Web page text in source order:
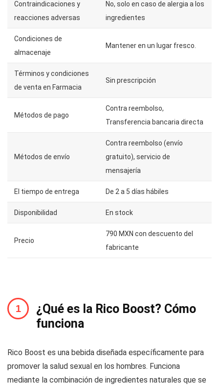
Contraindicaciones y
reacciones adversas
No, solo en caso de alergia a los
ingredientes
Condiciones de
almacenaje
Mantener en un lugar fresco.
Términos y condiciones
de venta en Farmacia
Sin prescripción
Métodos de pago
Contra reembolso,
Transferencia bancaria directa
Métodos de envío
Contra reembolso (envío
gratuito), servicio de
mensajería
El tiempo de entrega De 2 a 5 días hábiles
Disponibilidad En stock
Precio
790 MXN con descuento del
fabricante
¿Qué es la Rico Boost? Cómo
funciona
Rico Boost es una bebida diseñada específicamente para
promover la salud sexual en los hombres. Funciona
mediante la combinación de ingredientes naturales que se